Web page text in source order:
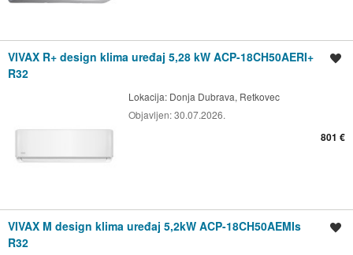
VIVAX R+ design klima uređaj 5,28 kW ACP-18CH50AERI+
R32
Lokacija: Donja Dubrava, Retkovec
Objavljen:30.07.2026.
801 €
VIVAX M design klima uređaj 5,2kW ACP-18CH50AEMIs
R32